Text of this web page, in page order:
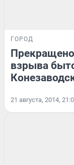
ГОРОД
взрыва
21 августа, 2014,